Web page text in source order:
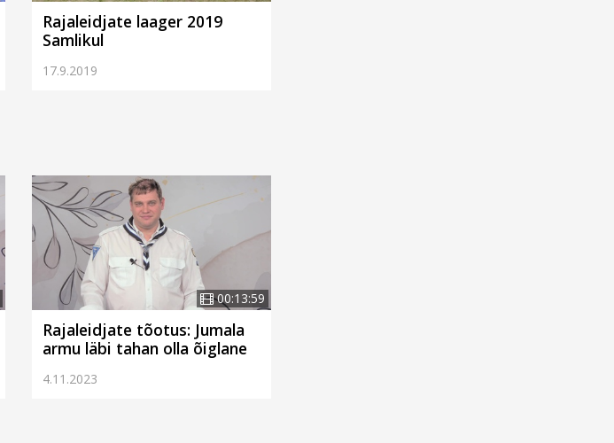
Rajaleidjate laager 2019
Samlikul
17.9.2019
00:13:59
Rajaleidjate tõotus: Jumala
armu läbi tahan olla õiglane
4.11.2023